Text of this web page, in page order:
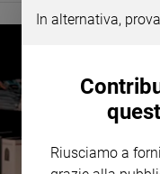
In alternativa,
Riusciamo a